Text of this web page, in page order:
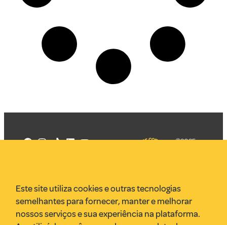
VR Assessoria
Parcerias
Envie uma pauta
©2025
Este site utiliza cookies e outras tecnologias
semelhantes para fornecer, manter e melhorar
nossos serviços e sua experiência na plataforma.